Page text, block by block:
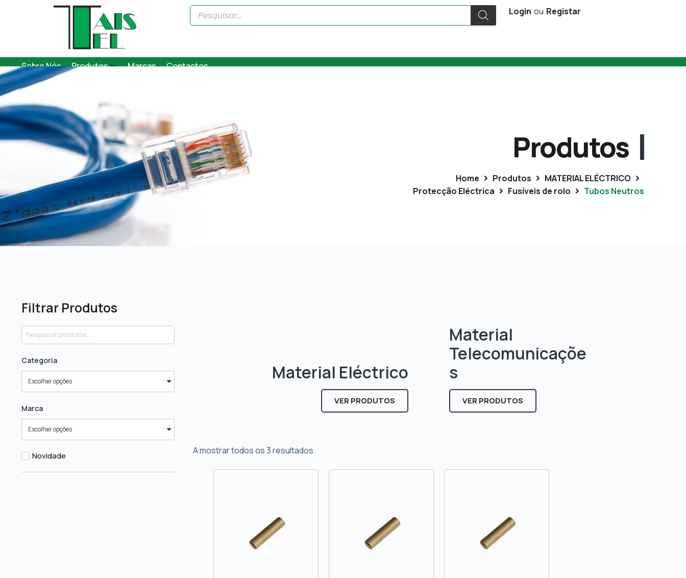
Login ou Registar
Sobre Nós Produtos Marcas Contactos
Produtos
Home Produtos
MATERIAL ELÉCTRICO
Protecção Eléctrica
Fusíveis de rolo Tubos Neutros
Filtrar Produtos
Categoria
Escolher opções
Marca
Escolher opções
Novidade
Material Eléctrico
VER PRODUTOS
Material
Telecomunicaçõe
s
VER PRODUTOS
A mostrar todos os 3 resultados